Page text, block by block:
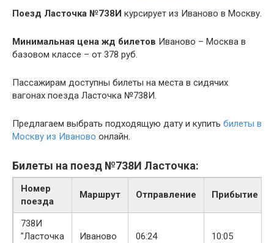
Поезд Ласточка №738И курсирует из Иваново в Москву.
Минимальная цена жд билетов Иваново – Москва в
базовом классе – от 378 руб.
Пассажирам доступны билеты на места в сидячих
вагонах поезда Ласточка №738И.
Предлагаем выбрать подходящую дату и купить билеты в
Москву из Иваново онлайн.
Билеты на поезд №738И Ласточка:
Номер
поезда
Маршрут Отправление Прибытие
738И
"Ласточка
Иваново 06:24 10:05